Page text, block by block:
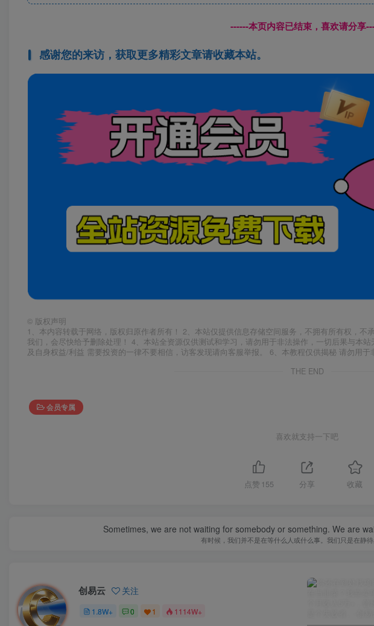
------本页内容已结束，喜欢请分享
感谢您的来访，获取更多精彩文章请收藏本站。
© 版权声明
1、本内容转载于网络，版权归原作者所有！ 2、本站仅提供信息存储空间服务，不拥有所有权，
我们，会尽快给予删除处理！ 4、本站全资源仅供测试和学习，请勿用于非法操作，一切后果与本
及自身权益/利益 需要投资的一律不要相信，访客发现请向客服举报。 6、本教程仅供揭秘 请勿用
THE END
会员专属
喜欢就支持一下吧
点赞 155 分享 收藏
Sometimes, we are not waiting for somebody or something. We are
有时候，我们并不是在等什么人或什么事。我们只是在静
创易云 关注
1.8W+ 0 1 1114W+